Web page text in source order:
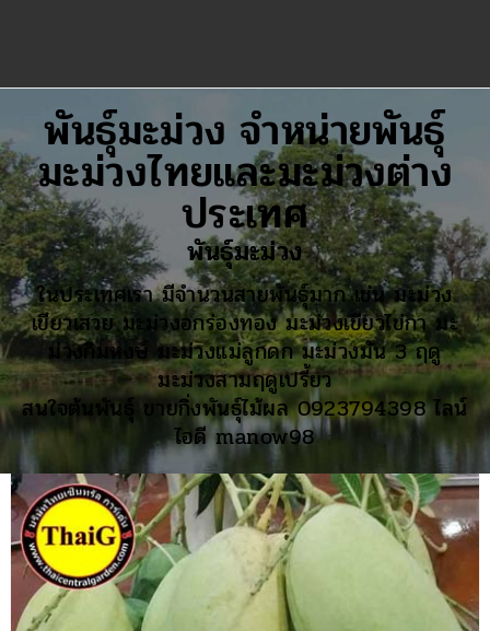
พันธุ์มะม่วง จำหน่ายพันธุ์
มะม่วงไทยและมะม่วงต่าง
ประเทศ
พันธุ์มะม่วง
ในประเทศเรา มีจำนวนสายพันธุ์มาก เช่น มะม่วง
เขียวเสวย มะม่วงอกร่องทอง มะม่วงเขียวไข่กา มะ
ม่วงกิมหงษ์ มะม่วงแม่ลูกดก มะม่วงมัน 3 ฤดู
มะม่วงสามฤดูเปรี้ยว
สนใจต้นพันธุ์ ขายกิ่งพันธุ์ไม้ผล 0923794398 ไลน์
ไอดี manow98